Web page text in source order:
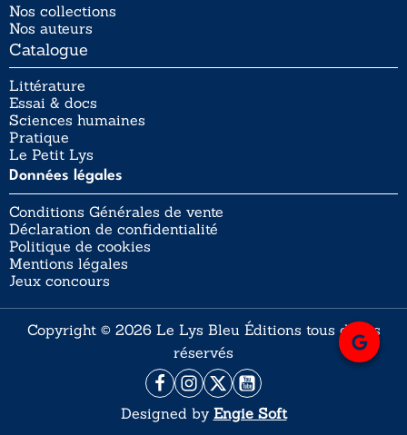
Nos collections
Nos auteurs
Catalogue
Littérature
Essai & docs
Sciences humaines
Pratique
Le Petit Lys
Données légales
Conditions Générales de vente
Déclaration de confidentialité
Politique de cookies
Mentions légales
Jeux concours
Copyright © 2026 Le Lys Bleu Éditions tous droits
réservés
Designed by Engie Soft